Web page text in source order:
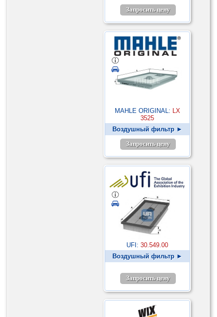
Запросить цену
MAHLE ORIGINAL: LX
3525
Воздушный фильтр ►
Запросить цену
UFI: 30.549.00
Воздушный фильтр ►
Запросить цену